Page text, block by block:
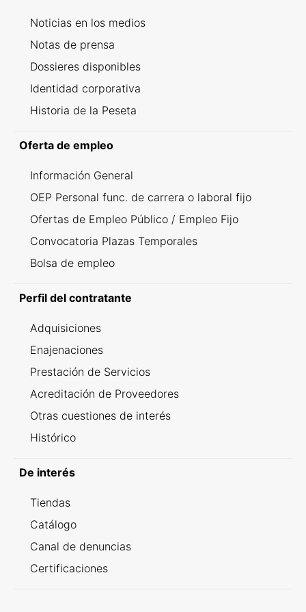
Noticias en los medios
Notas de prensa
Dossieres disponibles
Identidad corporativa
Historia de la Peseta
Oferta de empleo
Información General
OEP Personal func. de carrera o laboral fijo
Ofertas de Empleo Público / Empleo Fijo
Convocatoria Plazas Temporales
Bolsa de empleo
Perfil del contratante
Adquisiciones
Enajenaciones
Prestación de Servicios
Acreditación de Proveedores
Otras cuestiones de interés
Histórico
De interés
Tiendas
Catálogo
Canal de denuncias
Certificaciones